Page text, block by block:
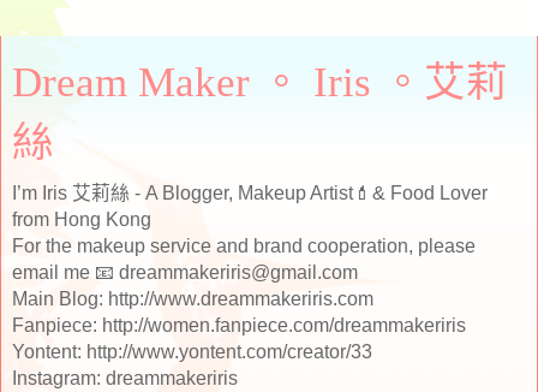
Dream Maker 。 Iris 。艾莉
絲
I’m Iris 艾莉絲 - A Blogger, Makeup Artist💄& Food Lover
from Hong Kong
For the makeup service and brand cooperation, please
email me 📧 dreammakeriris@gmail.com
Main Blog: http://www.dreammakeriris.com
Fanpiece: http://women.fanpiece.com/dreammakeriris
Yontent: http://www.yontent.com/creator/33
Instagram: dreammakeriris